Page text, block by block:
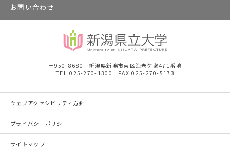
お問い合わせ
〒950-8680 新潟県新潟市東区海老ケ瀬471番地
TEL.025-270-1300 FAX.025-270-5173
ウェブアクセシビリティ方針
プライバシーポリシー
サイトマップ